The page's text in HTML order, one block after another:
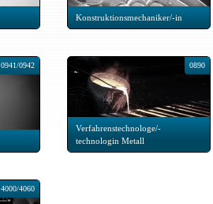
Konstruktionsmechaniker/-in
0941/0942 0890
Verfahrenstechnologe/-
technologin Metall
4000/4060